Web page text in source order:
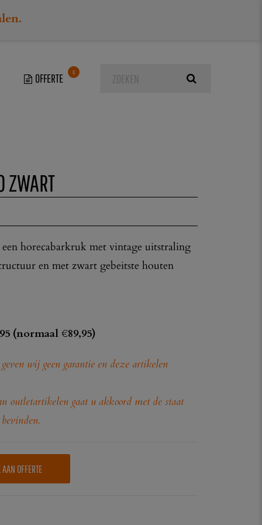
0
ZWART
horecabarkruk met vintage uitstraling
en met zwart gebeitste houten
(normaal €89,95)
wij geen garantie en deze artikelen
outletartikelen gaat u akkoord met de staat
AAN OFFERTE